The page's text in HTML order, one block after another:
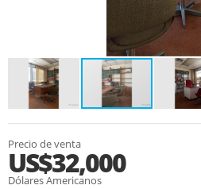
Precio de venta
US$32,000
Dólares Americanos